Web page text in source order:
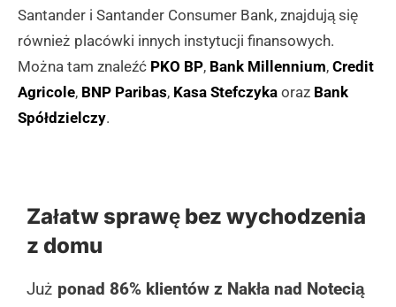
Santander i Santander Consumer Bank, znajdują się
również placówki innych instytucji finansowych.
Można tam znaleźć PKO BP, Bank Millennium, Credit
Agricole, BNP Paribas, Kasa Stefczyka oraz Bank
Spółdzielczy.
Załatw sprawę bez wychodzenia
z domu
Już ponad 86% klientów z Nakła nad Notecią